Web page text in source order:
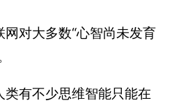
对大多数“心智尚未发育
有不少思维智能只能在